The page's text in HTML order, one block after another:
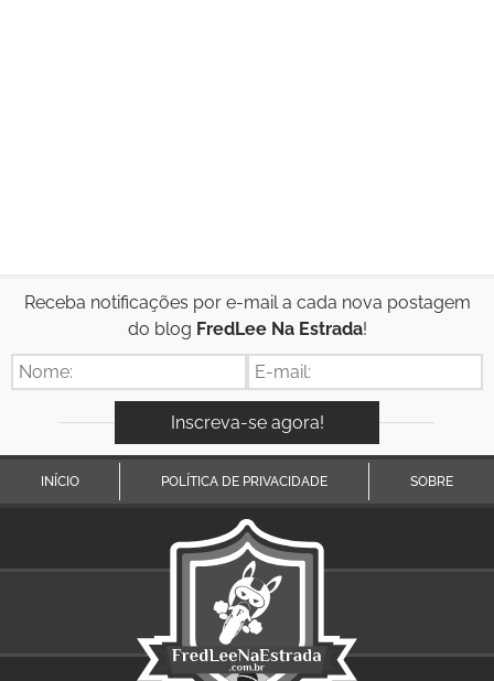
Receba notificações por e-mail a cada nova postagem
do blog FredLee Na Estrada!
INÍCIO POLÍTICA DE PRIVACIDADE SOBRE